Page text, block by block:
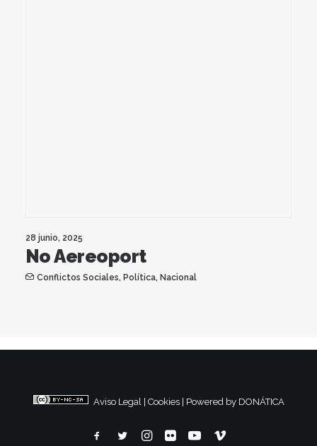
28 junio, 2025
No Aereoport
Conflictos Sociales, Política, Nacional
Aviso Legal Cookies Powered by DONÁTICA